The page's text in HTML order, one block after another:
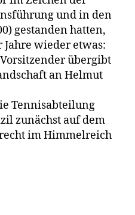
und in den
gestanden hatten,
wieder etwas:
übergibt
an Helmut
Tennisabteilung
zunächst auf dem
im Himmelreich